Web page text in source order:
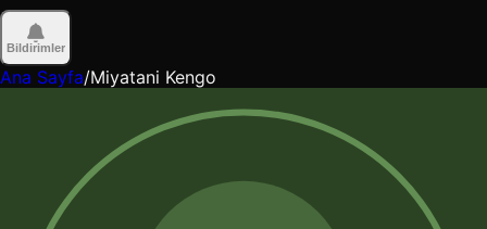
Bildirimler
Ana Sayfa/Miyatani Kengo